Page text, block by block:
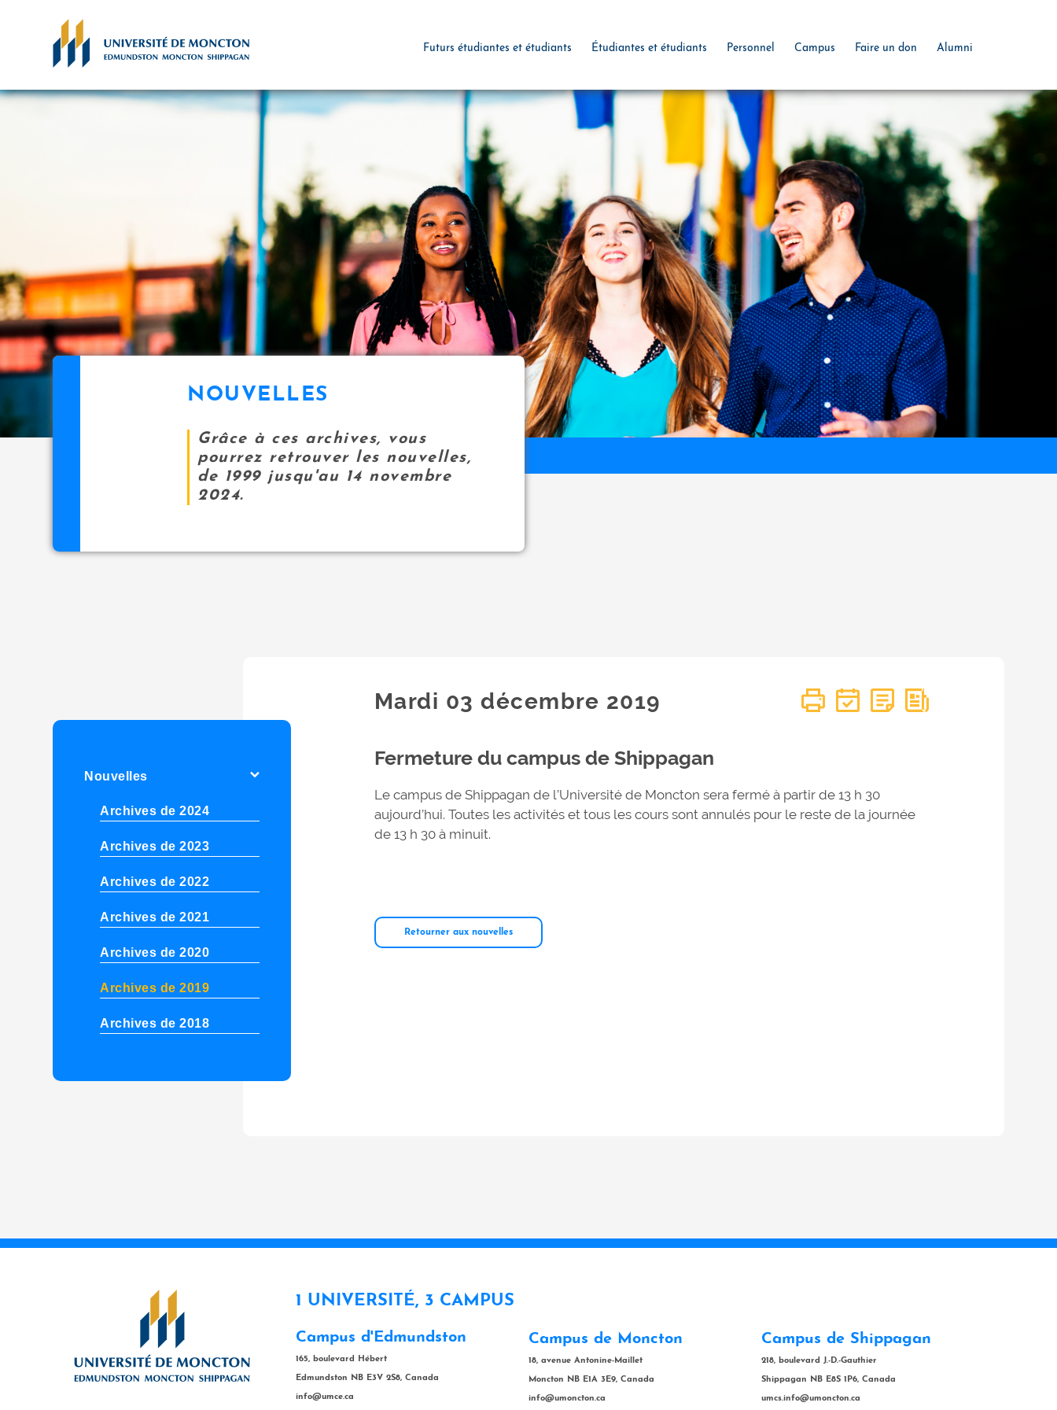
Futurs étudiantes et étudiants Étudiantes et étudiants Personnel Campus Faire un don Alumni
NOUVELLES
Grâce à ces archives, vous
pourrez retrouver les nouvelles,
de 1999 jusqu'au 14 novembre
2024.
Nouvelles
Archives de 2024
Archives de 2023
Archives de 2022
Archives de 2021
Archives de 2020
Archives de 2019
Archives de 2018
Mardi 03décembre 2019
Fermeture du campus de Shippagan
Le campus de Shippagan de l’Université de Moncton sera fermé à partir de 13 h 30
aujourd’hui. Toutes les activités et tous les cours sont annulés pour le reste de la journée
de 13 h 30 à minuit.
Retourner aux nouvelles
1 UNIVERSITÉ, 3 CAMPUS
Campus d'Edmundston
165, boulevard Hébert
Edmundston NB E3V 2S8, Canada
info@umce.ca
Campus de Moncton
18, avenue Antonine-Maillet
Moncton NB E1A 3E9, Canada
info@umoncton.ca
Campus de Shippagan
218, boulevard J.-D.-Gauthier
Shippagan NB E8S 1P6, Canada
umcs.info@umoncton.ca